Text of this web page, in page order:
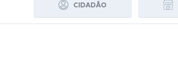
CIDADÃO